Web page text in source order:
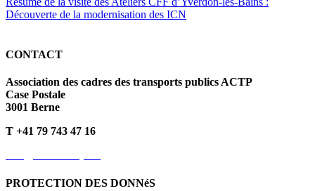
Découverte de la modernisation des ICN
CONTACT
Association des cadres des transports publics ACTP
Case Postale
3001 Berne
T +41 79 743 47 16
PROTECTION DES DONNéS